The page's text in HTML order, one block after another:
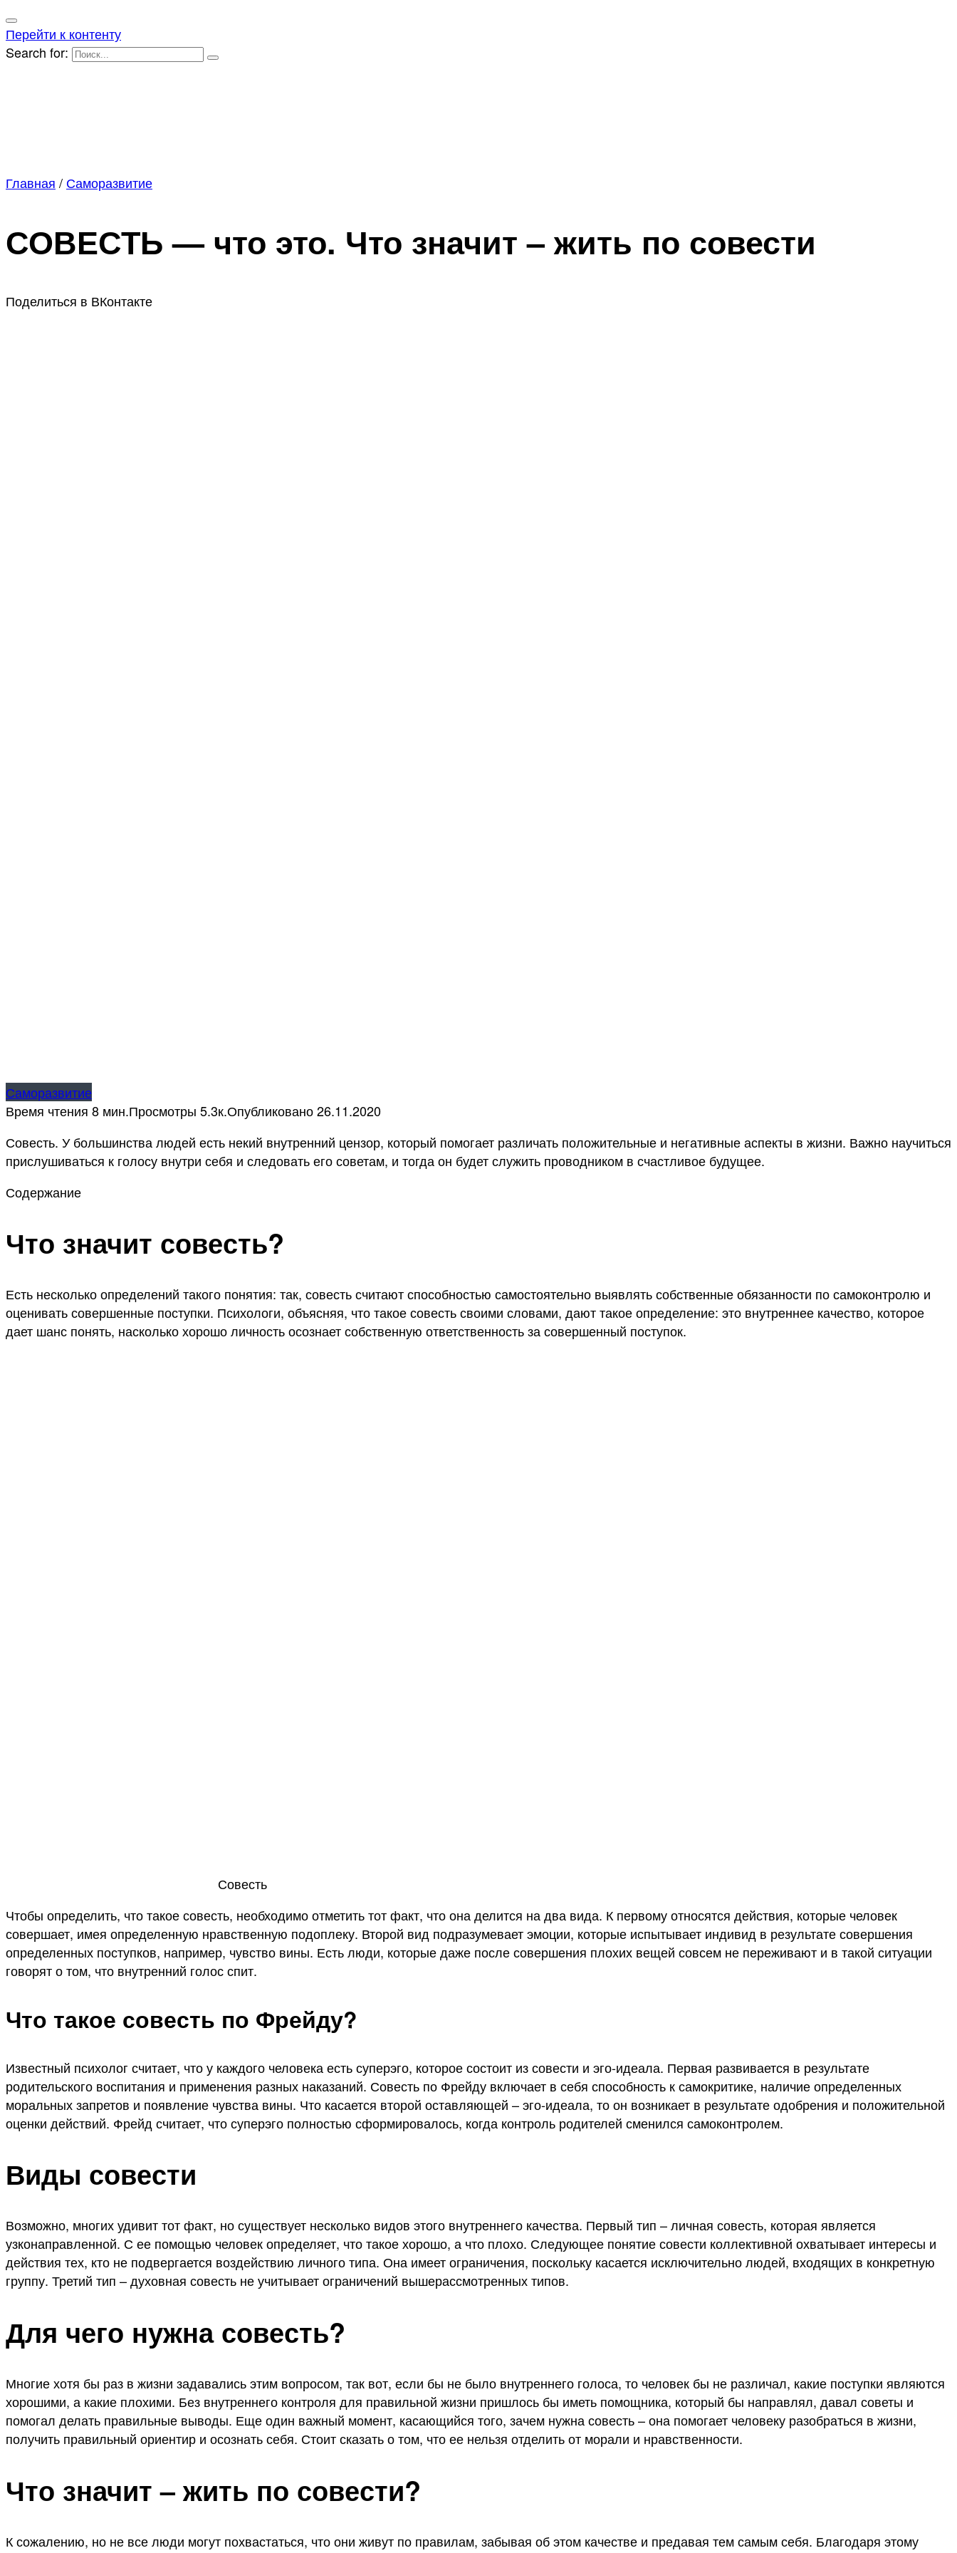
Перейти к контенту
Search for:
Главная / Саморазвитие
СОВЕСТЬ — что это. Что значит – жить по совести
Поделиться в ВКонтакте
Саморазвитие
Время чтения 8 мин.Просмотры 5.3к.Опубликовано26.11.2020
Совесть. У большинства людей есть некий внутренний цензор, который помогает различать положительные и негативные аспекты в жизни. Важно научиться
прислушиваться к голосу внутри себя и следовать его советам, и тогда он будет служить проводником в счастливое будущее.
Содержание
Что значит совесть?
Есть несколько определений такого понятия: так, совесть считают способностью самостоятельно выявлять собственные обязанности по самоконтролю и
оценивать совершенные поступки. Психологи, объясняя, что такое совесть своими словами, дают такое определение: это внутреннее качество, которое
дает шанс понять, насколько хорошо личность осознает собственную ответственность за совершенный поступок.
Совесть
Чтобы определить, что такое совесть, необходимо отметить тот факт, что она делится на два вида. К первому относятся действия, которые человек
совершает, имея определенную нравственную подоплеку. Второй вид подразумевает эмоции, которые испытывает индивид в результате совершения
определенных поступков, например, чувство вины. Есть люди, которые даже после совершения плохих вещей совсем не переживают и в такой ситуации
говорят о том, что внутренний голос спит.
Что такое совесть по Фрейду?
Известный психолог считает, что у каждого человека есть суперэго, которое состоит из совести и эго-идеала. Первая развивается в результате
родительского воспитания и применения разных наказаний. Совесть по Фрейду включает в себя способность к самокритике, наличие определенных
моральных запретов и появление чувства вины. Что касается второй оставляющей – эго-идеала, то он возникает в результате одобрения и положительной
оценки действий. Фрейд считает, что суперэго полностью сформировалось, когда контроль родителей сменился самоконтролем.
Виды совести
Возможно, многих удивит тот факт, но существует несколько видов этого внутреннего качества. Первый тип – личная совесть, которая является
узконаправленной. С ее помощью человек определяет, что такое хорошо, а что плохо. Следующее понятие совести коллективной охватывает интересы и
действия тех, кто не подвергается воздействию личного типа. Она имеет ограничения, поскольку касается исключительно людей, входящих в конкретную
группу. Третий тип – духовная совесть не учитывает ограничений вышерассмотренных типов.
Для чего нужна совесть?
Многие хотя бы раз в жизни задавались этим вопросом, так вот, если бы не было внутреннего голоса, то человек бы не различал, какие поступки являются
хорошими, а какие плохими. Без внутреннего контроля для правильной жизни пришлось бы иметь помощника, который бы направлял, давал советы и
помогал делать правильные выводы. Еще один важный момент, касающийся того, зачем нужна совесть – она помогает человеку разобраться в жизни,
получить правильный ориентир и осознать себя. Стоит сказать о том, что ее нельзя отделить от морали и нравственности.
Что значит – жить по совести?
К сожалению, но не все люди могут похвастаться, что они живут по правилам, забывая об этом качестве и предавая тем самым себя. Благодаря этому